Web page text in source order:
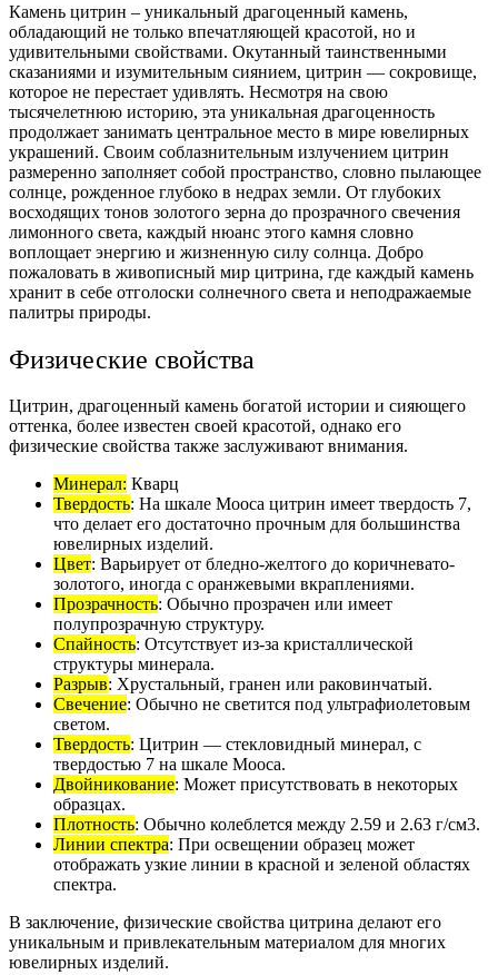
Камень цитрин – уникальный драгоценный камень,
обладающий не только впечатляющей красотой, но и
удивительными свойствами. Окутанный таинственными
сказаниями и изумительным сиянием, цитрин — сокровище,
которое не перестает удивлять. Несмотря на свою
тысячелетнюю историю, эта уникальная драгоценность
продолжает занимать центральное место в мире ювелирных
украшений. Своим соблазнительным излучением цитрин
размеренно заполняет собой пространство, словно пылающее
солнце, рожденное глубоко в недрах земли. От глубоких
восходящих тонов золотого зерна до прозрачного свечения
лимонного света, каждый нюанс этого камня словно
воплощает энергию и жизненную силу солнца. Добро
пожаловать в живописный мир цитрина, где каждый камень
хранит в себе отголоски солнечного света и неподражаемые
палитры природы.
Физические свойства
Цитрин, драгоценный камень богатой истории и сияющего
оттенка, более известен своей красотой, однако его
физические свойства также заслуживают внимания.
Минерал: Кварц
Твердость: На шкале Мооса цитрин имеет твердость 7,
что делает его достаточно прочным для большинства
ювелирных изделий.
Цвет: Варьирует от бледно-желтого до коричневато-
золотого, иногда с оранжевыми вкраплениями.
Прозрачность: Обычно прозрачен или имеет
полупрозрачную структуру.
Спайность: Отсутствует из-за кристаллической
структуры минерала.
Разрыв: Хрустальный, гранен или раковинчатый.
Свечение: Обычно не светится под ультрафиолетовым
светом.
Твердость: Цитрин — стекловидный минерал, с
твердостью 7 на шкале Мооса.
Двойникование: Может присутствовать в некоторых
образцах.
Плотность: Обычно колеблется между 2.59 и 2.63 г/см3.
Линии спектра: При освещении образец может
отображать узкие линии в красной и зеленой областях
спектра.
В заключение, физические свойства цитрина делают его
уникальным и привлекательным материалом для многих
ювелирных изделий.